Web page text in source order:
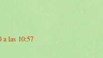
a las 10:57